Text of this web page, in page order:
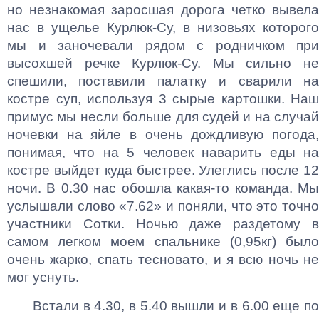
но незнакомая заросшая дорога четко вывела
нас в ущелье Курлюк-Су, в низовьях которого
мы и заночевали рядом с родничком при
высохшей речке Курлюк-Су. Мы сильно не
спешили, поставили палатку и сварили на
костре суп, используя 3 сырые картошки. Наш
примус мы несли больше для судей и на случай
ночевки на яйле в очень дождливую погода,
понимая, что на 5 человек наварить еды на
костре выйдет куда быстрее. Улеглись после 12
ночи. В 0.30 нас обошла какая-то команда. Мы
услышали слово «7.62» и поняли, что это точно
участники Сотки. Ночью даже раздетому в
самом легком моем спальнике (0,95кг) было
очень жарко, спать тесновато, и я всю ночь не
мог уснуть.
Встали в 4.30, в 5.40 вышли и в 6.00 еще по